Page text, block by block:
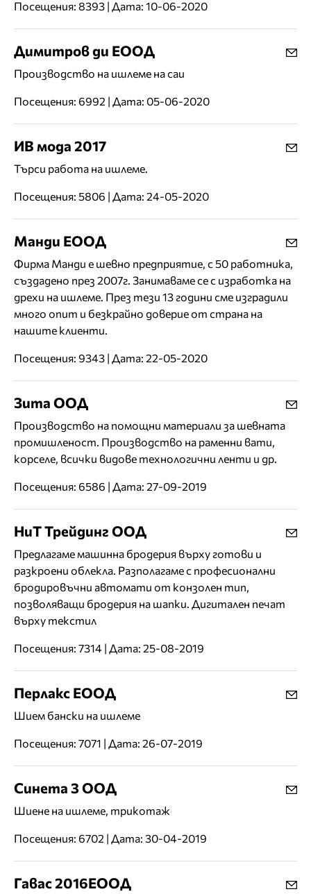
Посещения: 8393 | Дата: 10-06-2020
Димитров ди ЕООД
Производство на ишлеме на саи
Посещения: 6992 | Дата: 05-06-2020
ИВ мода 2017
Търси работа на ишлеме.
Посещения: 5806 | Дата: 24-05-2020
Манди ЕООД
Фирма Манди е шевно предприятие, с 50 работника,
създадено през 2007г. Занимаваме се с изработка на
дрехи на ишлеме. През тези 13 години сме изградили
много опит и безкрайно доверие от страна на
нашите клиенти.
Посещения: 9343 | Дата: 22-05-2020
Зита ООД
Производство на помощни материали за шевната
промишленост. Производство на раменни вати,
корселе, всички видове технологични ленти и др.
Посещения: 6586 | Дата: 27-09-2019
НиТ Трейдинг ООД
Предлагаме машинна бродерия върху готови и
разкроени облекла. Разполагаме с професионални
бродировъчни автомати от конзолен тип,
позволяващи бродерия на шапки. Дигитален печат
върху текстил
Посещения: 7314 | Дата: 25-08-2019
Перлакс ЕООД
Шием бански на ишлеме
Посещения: 7071 | Дата: 26-07-2019
Синета 3 ООД
Шиене на ишлеме, трикотаж
Посещения: 6702 | Дата: 30-04-2019
Гавас 2016ЕООД